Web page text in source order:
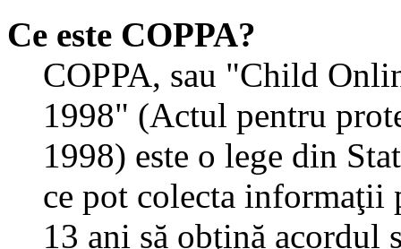
Ce este COPPA?
COPPA, sau "Child
1998" (Actul pentru
1998) este o lege din
ce pot colecta informaţii
13 ani să obţină acordul